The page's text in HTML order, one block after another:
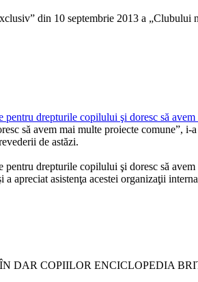
din 10 septembrie 2013 a „Clubului
drepturile copilului şi doresc să
să avem mai multe proiecte comune”,
de astăzi.
drepturile copilului şi doresc să
apreciat asistenţa acestei organizaţii
DAR COPIILOR ENCICLOPEDIA